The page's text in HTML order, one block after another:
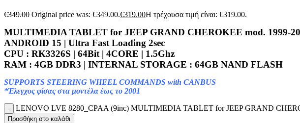
€349.00 Original price was: €349.00.€319.00Η τρέχουσα τιμή είναι: €319.00.
MULTIMEDIA TABLET for JEEP GRAND CHEROKEE mod. 1999-
ANDROID 15 | Ultra Fast Loading 2sec
CPU : RK3326S | 64Bit | 4CORE | 1.5Ghz
RAM : 4GB DDR3 | INTERNAL STORAGE : 64GB NAND FLASH
SUPPORTS STEERING WHEEL COMMANDS with CANBUS
*Έλεγχος φίσας στα μοντέλα έως το 2001
LENOVO LVE 8280_CPAA (9inc) MULTIMEDIA TABLET for JEEP GRAND
Προσθήκη στο καλάθι